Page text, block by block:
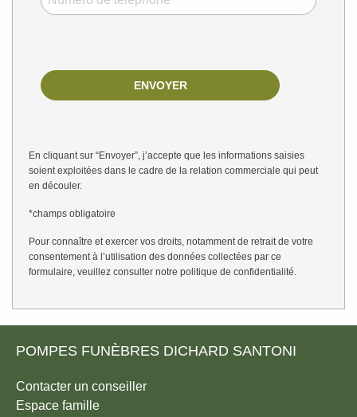
En cliquant sur “Envoyer”, j’accepte que les informations saisies
soient exploitées dans le cadre de la relation commerciale qui peut
en découler.
*champs obligatoire
Pour connaître et exercer vos droits, notamment de retrait de votre
consentement à l’utilisation des données collectées par ce
formulaire, veuillez consulter notre politique de confidentialité.
POMPES FUNÈBRES DICHARD SANTONI
Contacter un conseiller
Espace famille